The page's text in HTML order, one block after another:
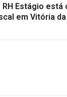
Estágio está
em Vitória